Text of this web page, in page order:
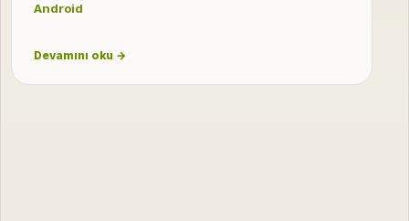
Android
Devamını oku →